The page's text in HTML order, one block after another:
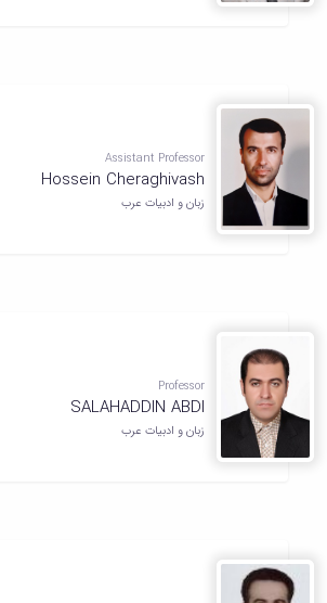
Assistant Professor
Hossein Cheraghivash
زبان و ادبیات عرب
Professor
SALAHADDIN ABDI
زبان و ادبیات عرب